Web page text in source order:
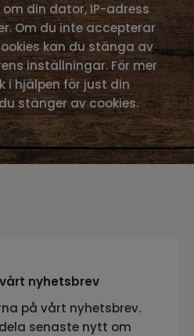
din dator, IP-adress
Om du inte accepterar
kan du stänga av
inställningar. För mer
i hjälpen för just din
stänger av cookies.
nyhetsbrev
på vårt nyhetsbrev.
senaste nytt om